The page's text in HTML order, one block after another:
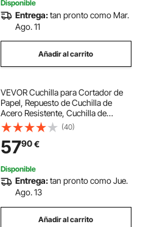
Disponible
Entrega:tan pronto como Mar.
Ago. 11
Añadir al carrito
VEVOR Cuchilla para Cortador de
Papel, Repuesto de Cuchilla de
Acero Resistente, Cuchilla de
Repuesto para Máquina Cortadora
de Papel, 503 x 43 x 6 mm Apta
para Cortadora Profesional
G450VS+
(40)
5790€
Disponible
Entrega:tan pronto como Jue.
Ago. 13
Añadir al carrito